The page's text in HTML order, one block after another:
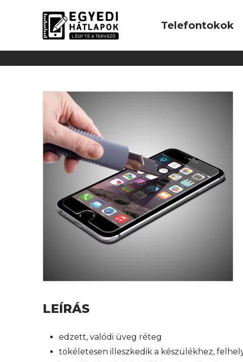
Telefontokok
LEÍRÁS
edzett, valódi üveg réteg
tökéletesen illeszkedik a készülékhez,